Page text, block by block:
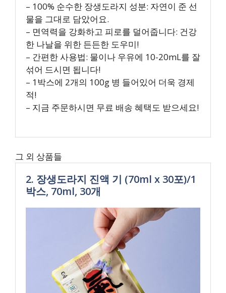
– 100% 순수한 장생도라지 성분: 자연이 준 선
물을 그대로 담았어요.
– 면역력을 강화하고 피로를 덜어줍니다: 건강
한 나날을 위한 든든한 도우미!
– 간편한 사용법: 물이나 우유에 10-20mL를 잘
섞어 드시면 됩니다!
– 1박스에 2개의 100g 병 들어있어 더욱 경제
적!
– 지금 주문하시면 무료 배송 혜택도 받으세요!
그 외 상품들
2. 장생도라지 진액 기 (70ml x 30포)/1
박스, 70ml, 30개